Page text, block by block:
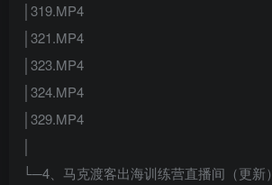
│319.MP4
│321.MP4
│323.MP4
│324.MP4
│329.MP4
└─4、马克渡客出海训练营直播间（更新）